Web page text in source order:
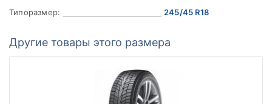
Типоразмер:
245/45 R18
Другие товары этого размера